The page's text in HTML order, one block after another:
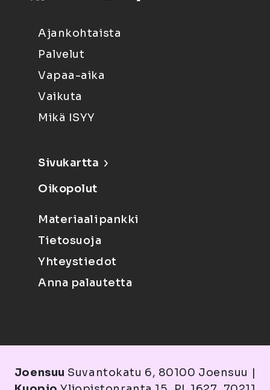
Ajankohtaista
Palvelut
Vapaa-aika
Vaikuta
Mikä ISYY
Sivukartta
Oikopolut
Materiaalipankki
Tietosuoja
Yhteystiedot
Anna palautetta
Joensuu Suvantokatu 6, 80100 Joensuu |